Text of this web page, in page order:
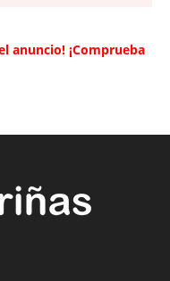
anuncio! ¡Comprueba